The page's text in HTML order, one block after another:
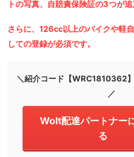
トの写真、自賠責保険証の3つが追
さらに、126cc以上のバイクや軽
しての登録が必須です。
＼紹介コード【WRC1810362
／
Wolt配達パートナー
る